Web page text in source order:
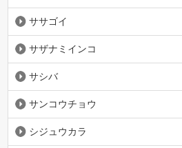
ササゴイ
サザナミインコ
サシバ
サンコウチョウ
シジュウカラ